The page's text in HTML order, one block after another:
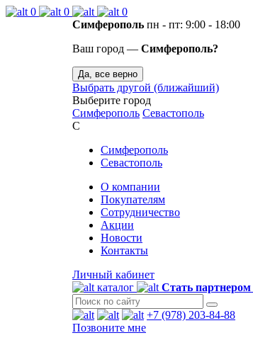
0 0
0
Симферополь пн - пт: 9:00 - 18:00
Ваш город — Симферополь?
Да, все верно
Выбрать другой (ближайший)
Выберите город
Симферополь Севастополь
С
Симферополь
Севастополь
О компании
Покупателям
Сотрудничество
Акции
Новости
Контакты
Личный кабинет
каталог
Стать партнером
+7 (978) 203-84-88
Позвоните мне